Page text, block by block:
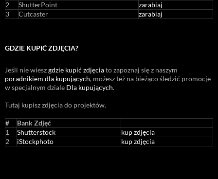
2
ShutterPoint
zarabiaj
3
Cutcaster zarabiaj
GDZIE KUPIĆ ZDJĘCIA?
Jeśli nie wieszgdzie kupić zdjęciato zapoznaj się z naszym
poradnikiem dla kupujących, możesz też na bieżąco śledzić promocje
w specjalnym dziale Dla kupujących.
Tutaj kupisz zdjęcia do projektów.
#
Bank Zdjęć
1
Shutterstock
kup zdjęcia
2
iStockphoto kup zdjęcia